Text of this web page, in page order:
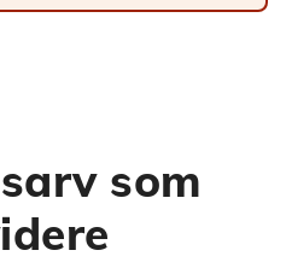
som